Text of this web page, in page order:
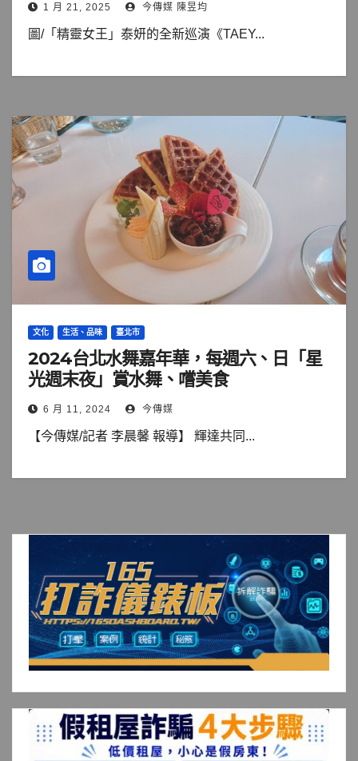
1 月 21, 2025 今傳媒 陳昱均
圖/「精靈女王」泰妍的全新巡演《TAEY...
文化 生活、品味 臺北市
2024台北水舞嘉年華，每週六、日「星
光週末夜」賞水舞、嚐美食
6 月 11, 2024 今傳媒
【今傳媒/記者 李晨馨 報導】 輝達共同...